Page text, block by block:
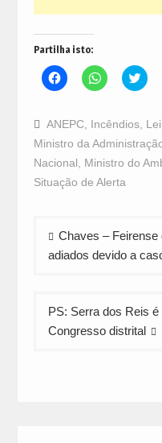
Partilha isto:
Click
to
Facebook
(Opens
in
new
window)
Click
to
WhatsApp
(Opens
in
new
window)
Click
to
in
new
ANEPC, Incêndios,
Ministro da
Nacional
Ministro do
Situação de Alerta
Navegação
de
Chaves – Feirense
adiados devido a
PS: Serra dos Reis
Congresso distrital